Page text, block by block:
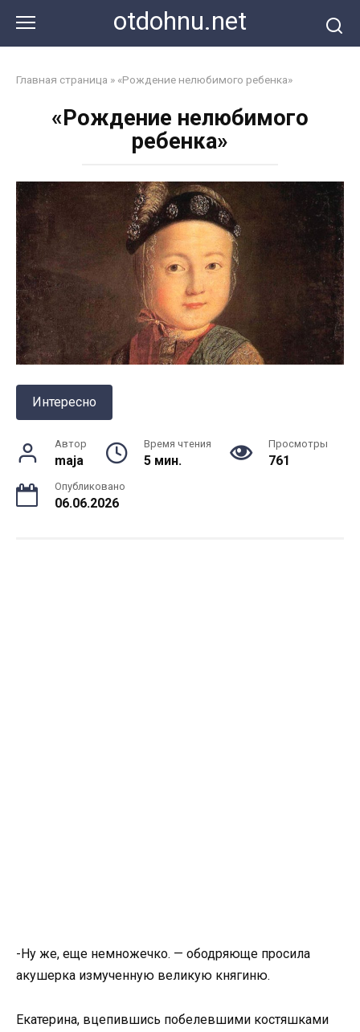
контенту
otdohnu.net
Главная страница » «Рождение нелюбимого ребенка»
«Рождение нелюбимого
ребенка»
Интересно
Автор
maja
Время чтения
5 мин.
Просмотры
761
Опубликовано
06.06.2026
-Ну же, еще немножечко. — ободряюще просила
акушерка измученную великую княгиню.
Екатерина, вцепившись побелевшими костяшками